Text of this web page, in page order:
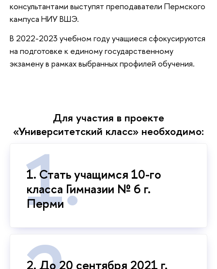
консультантами выступят преподаватели Пермского
кампуса НИУ ВШЭ.
В 2022-2023 учебном году учащиеся сфокусируются
на подготовке к единому государственному
экзамену в рамках выбранных профилей обучения.
Для участия в проекте
«Университетский класс» необходимо:
1. Стать учащимся 10-го
класса Гимназии № 6 г.
Перми
2. До 20 сентября 2021 г.